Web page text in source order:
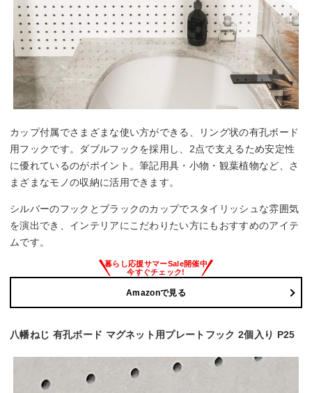
カップ付属でさまざまな使い方ができる、リング状の有孔ボード
用フックです。ダブルフックを採用し、2点で支えるため安定性
に優れているのがポイント。筆記用具・小物・観葉植物など、さ
まざまなモノの収納に活用できます。
シルバーのフックとブラックのカップでスタイリッシュな雰囲気
を演出でき、インテリアにこだわりたい方にもおすすめのアイテ
ムです。
Amazonで見る
八幡ねじ 有孔ボード マグネット用プレートフック 2個入り P25